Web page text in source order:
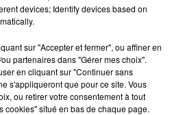
AVEYRON NORD
devices; Identify devices based on
sur "Accepter et fermer", ou affiner en
partenaires dans "Gérer mes choix".
en cliquant sur "Continuer sans
s'appliqueront que pour ce site. Vous
ou retirer votre consentement à tout
cookies" situé en bas de chaque page.